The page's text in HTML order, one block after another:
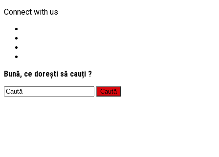
Connect with us
Bună, ce dorești să cauți ?